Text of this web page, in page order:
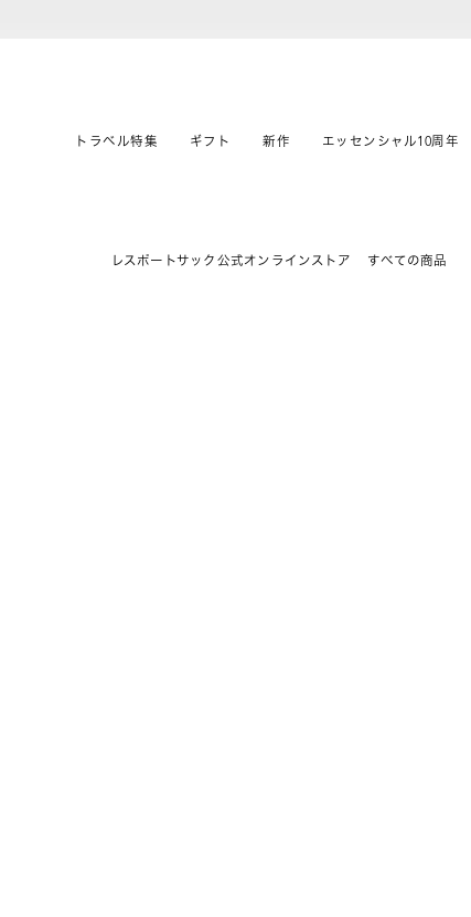
トラベル特集 ギフト 新作 エッセンシャル10周年
レスポートサック公式オンラインストア すべての商品